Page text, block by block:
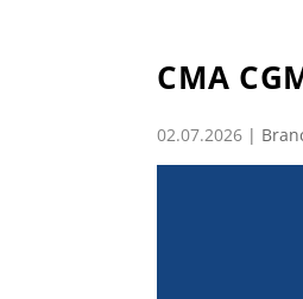
CMA
02.07.2026 |